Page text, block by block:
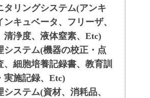
タリングシステム(アンキ
ンキュベータ、フリーザ、
清浄度、液体窒素、Etc)
システム(機器の校正・点
、細胞培養記録書、教育訓
実施記録、Etc)
システム(資材、消耗品、